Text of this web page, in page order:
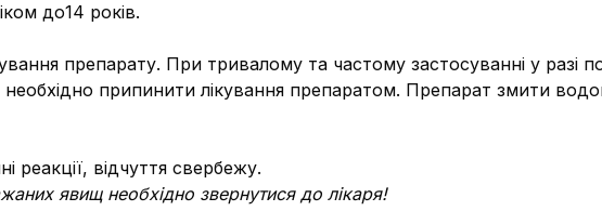
до14 років.
препарату. При тривалому та частому застосуванні у разі
припинити лікування препаратом. Препарат змити
реакції, відчуття свербежу.
явищ необхідно звернутися до лікаря!